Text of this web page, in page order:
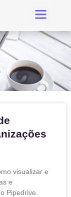
visualizar e
e
Pipedrive.